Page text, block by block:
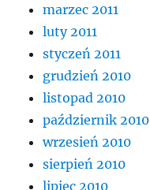
marzec 2011
luty 2011
styczeń 2011
grudzień 2010
listopad 2010
październik 2010
wrzesień 2010
sierpień 2010
lipiec 2010